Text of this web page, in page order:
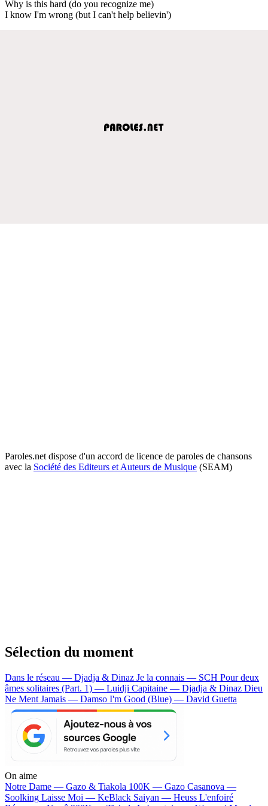
Why is this hard (do you recognize me)
I know I'm wrong (but I can't help believin')
Paroles.net dispose d'un accord de licence de paroles de chansons
avec la Société des Editeurs et Auteurs de Musique (SEAM)
Sélection du moment
Dans le réseau — Djadja & Dinaz Je la connais — SCH Pour deux
âmes solitaires (Part. 1) — Luidji Capitaine — Djadja & Dinaz Dieu
Ne Ment Jamais — Damso I'm Good (Blue) — David Guetta
On aime
Notre Dame — Gazo & Tiakola 100K — Gazo Casanova —
Soolking Laisse Moi — KeBlack Saiyan — Heuss L'enfoiré